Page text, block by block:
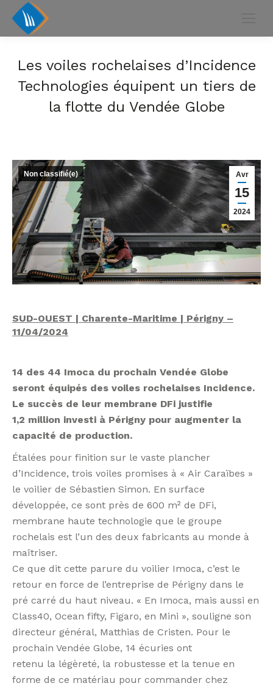
Les voiles rochelaises d’Incidence
Technologies équipent un tiers de
la flotte du Vendée Globe
Avr
15
2024
Non classifié(e)
SUD-OUEST | Charente-Maritime | Périgny –
11/04/2024
14 des 44 Imoca du prochain Vendée Globe
seront équipés des voiles rochelaises Incidence.
Le succès de leur membrane DFi justifie
1,2 million investi à Périgny pour augmenter la
capacité de production.
Étalées pour finition sur le vaste plancher
d’Incidence, trois voiles promises à « Air Caraïbes »
le voilier de Sébastien Simon. En surface
développée, ce sont près de 600 m² de DFi,
membrane haute technologie que le groupe
rochelais est l’un des deux fabricants au monde à
maîtriser.
Ce que dit cette parure du voilier Imoca, c’est le
retour en force de l’entreprise de Périgny dans le
pré carré du haut niveau. « En Imoca, mais aussi en
Class40, Ocean fifty, Figaro, en Mini », souligne son
directeur général, Matthias de Cristen. Pour le
prochain Vendée Globe, 14 écuries ont
retenu la légèreté, la robustesse et la tenue en
forme de ce matériau pour commander chez